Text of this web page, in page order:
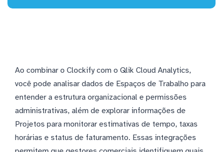
Ao combinar o Clockify com o Qlik Cloud Analytics,
você pode analisar dados de Espaços de Trabalho para
entender a estrutura organizacional e permissões
administrativas, além de explorar informações de
Projetos para monitorar estimativas de tempo, taxas
horárias e status de faturamento. Essas integrações